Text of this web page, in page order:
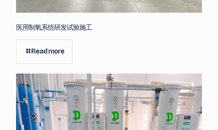
医用制氧系统研发试验施工
Read more